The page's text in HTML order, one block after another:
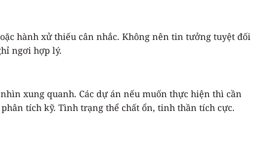
hành xử thiếu cân nhắc. Không nên tin tưởng tuyệt đối
ngơi hợp lý.
xung quanh. Các dự án nếu muốn thực hiện thì cần
tích kỹ. Tình trạng thể chất ổn, tinh thần tích cực.